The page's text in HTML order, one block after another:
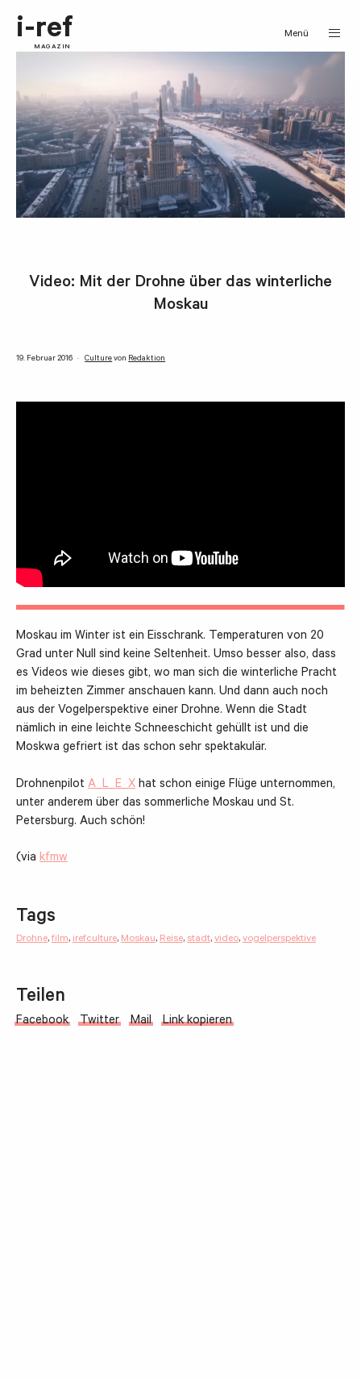
i-ref
MAGAZIN
Menü
Video: Mit der Drohne über das winterliche
Moskau
19. Februar 2016 CulturevonRedaktion
Moskau im Winter ist ein Eisschrank. Temperaturen von 20
Grad unter Null sind keine Seltenheit. Umso besser also, dass
es Videos wie dieses gibt, wo man sich die winterliche Pracht
im beheizten Zimmer anschauen kann. Und dann auch noch
aus der Vogelperspektive einer Drohne. Wenn die Stadt
nämlich in eine leichte Schneeschicht gehüllt ist und die
Moskwa gefriert ist das schon sehr spektakulär.
Drohnenpilot A_L_E_X hat schon einige Flüge unternommen,
unter anderem über das sommerliche Moskau und St.
Petersburg. Auch schön!
(via kfmw
Tags
Drohne, film, irefculture, Moskau, Reise, stadt, video, vogelperspektive
Teilen
Facebook Twitter Mail Link kopieren